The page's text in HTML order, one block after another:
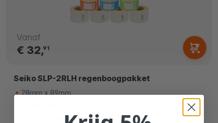
Vanaf
€ 32,91
Seiko SLP-2RLH regenboogpakket
28mm x 89mm